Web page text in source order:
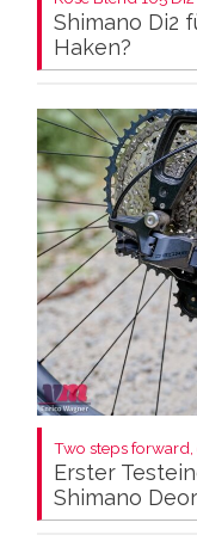
Shimano Di2
Haken?
Two steps forward,
Erster
Shimano